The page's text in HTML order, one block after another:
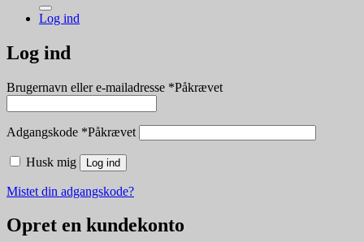
Log ind
Log ind
Brugernavn eller e-mailadresse *Påkrævet
Adgangskode *Påkrævet
Husk mig Log ind
Mistet din adgangskode?
Opret en kundekonto